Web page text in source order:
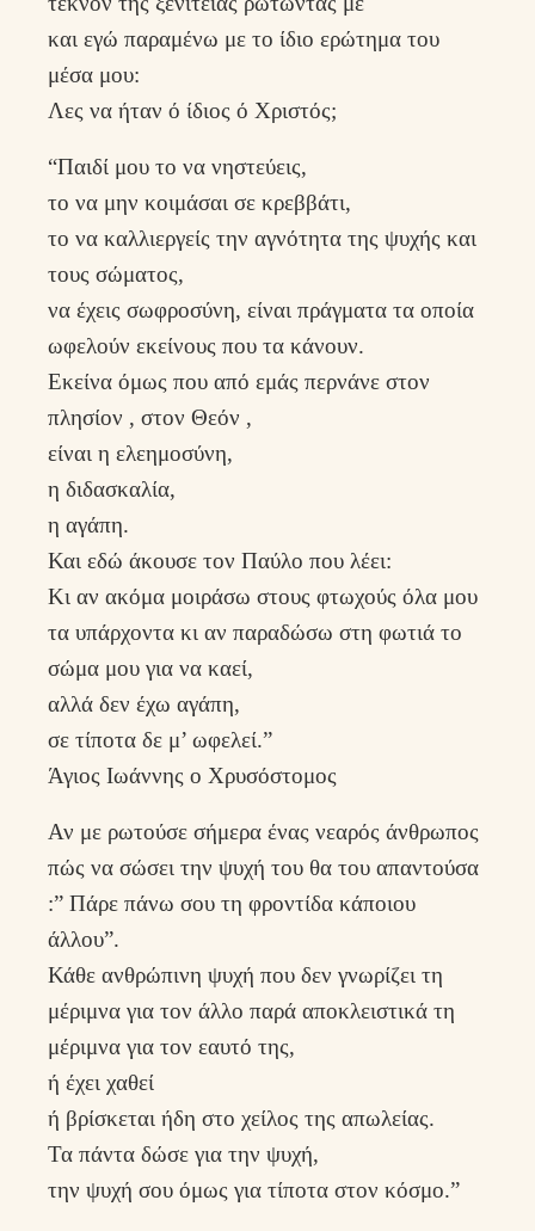
και εγώ παραμένω με το ίδιο ερώτημα του
μέσα μου:
Λες να ήταν ό ίδιος ό Χριστός;
“Παιδί μου το να νηστεύεις,
το να μην κοιμάσαι σε κρεββάτι,
το να καλλιεργείς την αγνότητα της ψυχής και
τους σώματος,
να έχεις σωφροσύνη, είναι πράγματα τα οποία
ωφελούν εκείνους που τα κάνουν.
Εκείνα όμως που από εμάς περνάνε στον
πλησίον , στον Θεόν ,
είναι η ελεημοσύνη,
η διδασκαλία,
η αγάπη.
Και εδώ άκουσε τον Παύλο που λέει:
Κι αν ακόμα μοιράσω στους φτωχούς όλα μου
τα υπάρχοντα κι αν παραδώσω στη φωτιά το
σώμα μου για να καεί,
αλλά δεν έχω αγάπη,
σε τίποτα δε μ’ ωφελεί.”
Άγιος Ιωάννης ο Χρυσόστομος
Αν με ρωτούσε σήμερα ένας νεαρός άνθρωπος
πώς να σώσει την ψυχή του θα του απαντούσα
:” Πάρε πάνω σου τη φροντίδα κάποιου
άλλου”.
Κάθε ανθρώπινη ψυχή που δεν γνωρίζει τη
μέριμνα για τον άλλο παρά αποκλειστικά τη
μέριμνα για τον εαυτό της,
ή έχει χαθεί
ή βρίσκεται ήδη στο χείλος της απωλείας.
Τα πάντα δώσε για την ψυχή,
την ψυχή σου όμως για τίποτα στον κόσμο.”